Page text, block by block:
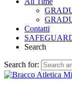
Contatti
Search
Search for: